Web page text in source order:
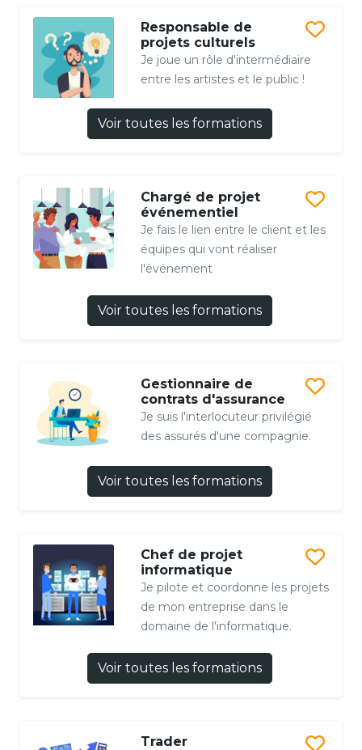
Responsable de
projets culturels
Je joue un rôle d'intermédiaire
entre les artistes et le public !
Voir toutes les formations
Chargé de projet
événementiel
Je fais le lien entre le client et les
équipes qui vont réaliser
l'événement
Voir toutes les formations
Gestionnaire de
contrats d'assurance
Je suis l'interlocuteur privilégié
des assurés d'une compagnie.
Voir toutes les formations
Chef de projet
informatique
Je pilote et coordonne les projets
de mon entreprise dans le
domaine de l'informatique.
Voir toutes les formations
Trader